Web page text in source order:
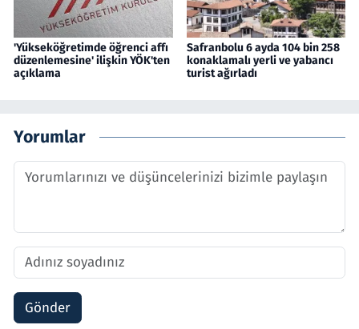
'Yükseköğretimde öğrenci affı
düzenlemesine' ilişkin YÖK'ten
açıklama
Safranbolu 6 ayda 104 bin 258
konaklamalı yerli ve yabancı
turist ağırladı
Yorumlar
Gönder